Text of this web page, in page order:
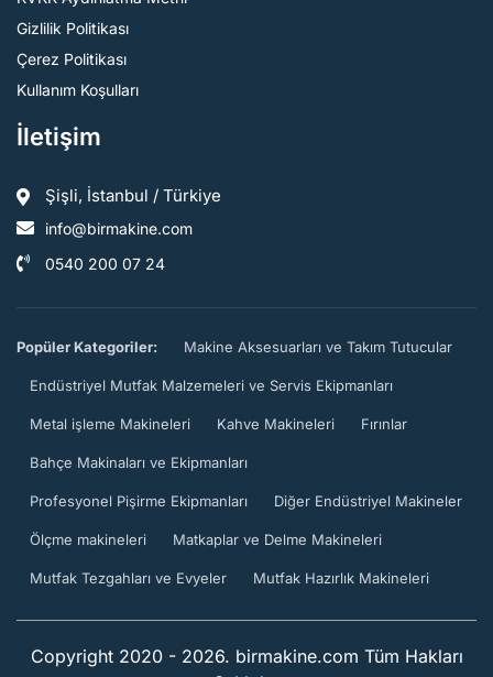
Gizlilik Politikası
Çerez Politikası
Kullanım Koşulları
İletişim
Şişli, İstanbul / Türkiye
info@birmakine.com
0540 200 07 24
Popüler Kategoriler: Makine Aksesuarları ve Takım Tutucular
Endüstriyel Mutfak Malzemeleri ve Servis Ekipmanları
Metal işleme Makineleri Kahve Makineleri Fırınlar
Bahçe Makinaları ve Ekipmanları
Profesyonel Pişirme Ekipmanları Diğer Endüstriyel Makineler
Ölçme makineleri Matkaplar ve Delme Makineleri
Mutfak Tezgahları ve Evyeler Mutfak Hazırlık Makineleri
Copyright 2020 - 2026. birmakine.com Tüm Hakları